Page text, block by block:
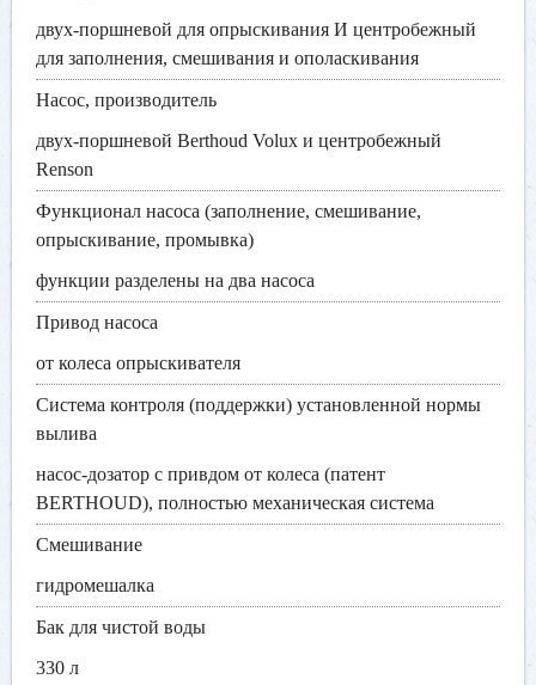
двух-поршневой для опрыскивания И центробежный
для заполнения, смешивания и ополаскивания
Насос, производитель
двух-поршневой Berthoud Volux и центробежный
Renson
Функционал насоса (заполнение, смешивание,
опрыскивание, промывка)
функции разделены на два насоса
Привод насоса
от колеса опрыскивателя
Система контроля (поддержки) установленной нормы
вылива
насос-дозатор с привдом от колеса (патент
BERTHOUD), полностью механическая система
Смешивание
гидромешалка
Бак для чистой воды
330 л